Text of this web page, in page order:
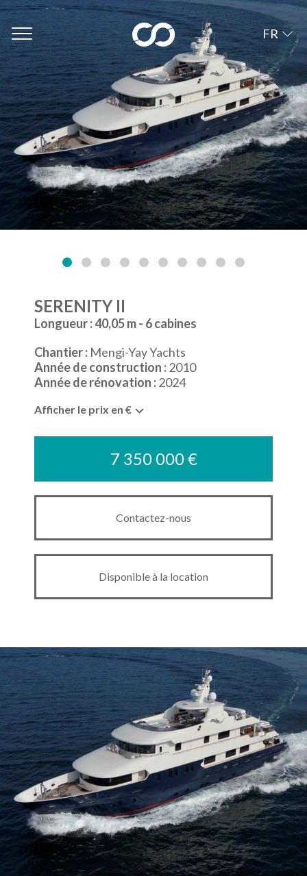
FR
SERENITY II
Longueur : 40,05 m - 6 cabines
Chantier : Mengi-Yay Yachts
Année de construction :2010
Année de rénovation :2024
7 350 000 €
Contactez-nous
Disponible à la location
Afficher le prix en €